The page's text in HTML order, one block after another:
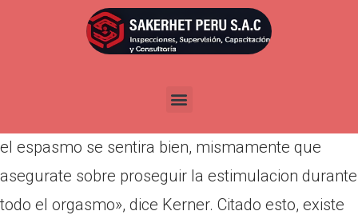
Publicada enabril 17, 2022
No lo hagas. » Del mismo modo que cuando el se
el espasmo se sentira bien, mismamente que
asegurate sobre proseguir la estimulacion durante
todo el orgasmo», dice Kerner. Citado esto, existe